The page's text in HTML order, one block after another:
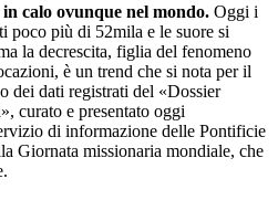
calo ovunque nel mondo. Oggi i
poco più di 52mila e le suore si
la decrescita, figlia del fenomeno
è un trend che si nota per il
dei dati registrati del «Dossier
curato e presentato oggi
di informazione delle Pontificie
Giornata missionaria mondiale, che